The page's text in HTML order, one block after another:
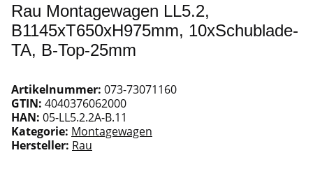
Rau Montagewagen LL5.2,
B1145xT650xH975mm, 10xSchublade-
TA, B-Top-25mm
Artikelnummer: 073-73071160
GTIN: 4040376062000
HAN: 05-LL5.2.2A-B.11
Kategorie: Montagewagen
Hersteller: Rau